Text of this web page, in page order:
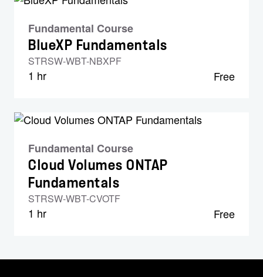
Fundamental Course
BlueXP Fundamentals
STRSW-WBT-NBXPF
1 hr Free
Fundamental Course
Cloud Volumes ONTAP
Fundamentals
STRSW-WBT-CVOTF
1 hr Free